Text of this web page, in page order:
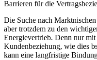
Barrieren für die
Die Suche nach
aber trotzdem zu den
Energievertrieb. Denn nur
Kundenbeziehung, wie dies
kann eine langfristige